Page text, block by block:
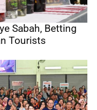
Sabah, Betting
Tourists